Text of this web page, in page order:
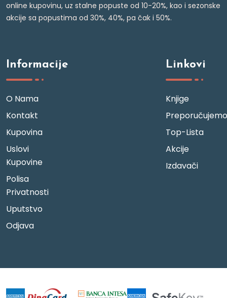
online kupovinu, uz stalne popuste od 10-20%, kao i sezonske
akcije sa popustima od 30%, 40%, pa čak i 50%.
Informacije
O Nama
Kontakt
Kupovina
Uslovi
Kupovine
Polisa
Privatnosti
Uputstvo
Odjava
Linkovi
Knjige
Preporučujemo
Top-Lista
Akcije
Izdavači